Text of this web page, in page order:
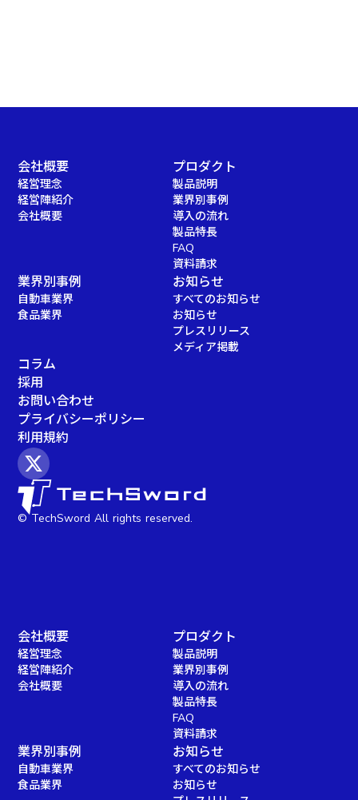
会社概要
経営理念
経営陣紹介
会社概要
プロダクト
製品説明
業界別事例
導入の流れ
製品特長
FAQ
資料請求
業界別事例
自動車業界
食品業界
お知らせ
すべてのお知らせ
お知らせ
プレスリリース
メディア掲載
コラム
採用
お問い合わせ
プライバシーポリシー
利用規約
© TechSword All rights reserved.
会社概要
経営理念
経営陣紹介
会社概要
プロダクト
製品説明
業界別事例
導入の流れ
製品特長
FAQ
資料請求
業界別事例
自動車業界
食品業界
お知らせ
すべてのお知らせ
お知らせ